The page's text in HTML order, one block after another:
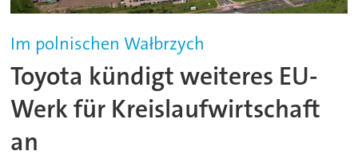
Im polnischen Wałbrzych
Toyota kündigt weiteres EU-
Werk für Kreislaufwirtschaft
an